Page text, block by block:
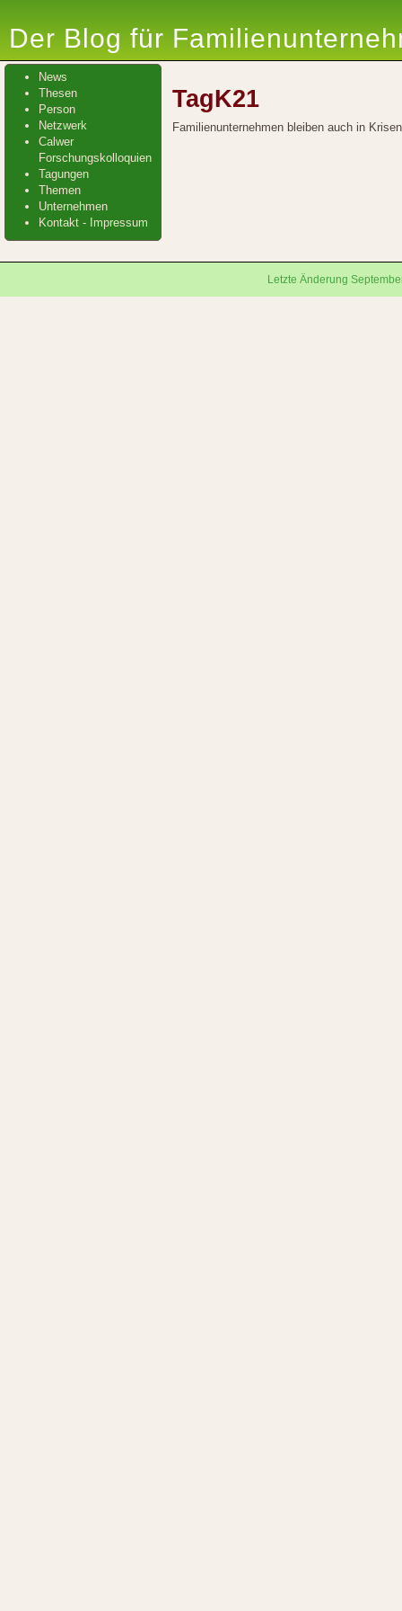
Der Blog für
News
Thesen
Person
Netzwerk
Calwer
Forschungskolloquien
Tagungen
Themen
Unternehmen
Kontakt - Impressum
TagK21
Familienunternehmen bleiben auch in
Letzte Änderung